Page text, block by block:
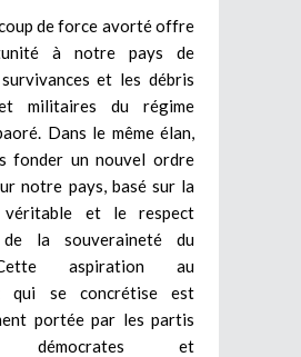
de force avorté offre
à notre pays de
et les débris
militaires du régime
Dans le même élan,
fonder un nouvel ordre
notre pays, basé sur la
véritable et le respect
de la souveraineté du
aspiration au
qui se concrétise est
portée par les partis
démocrates et